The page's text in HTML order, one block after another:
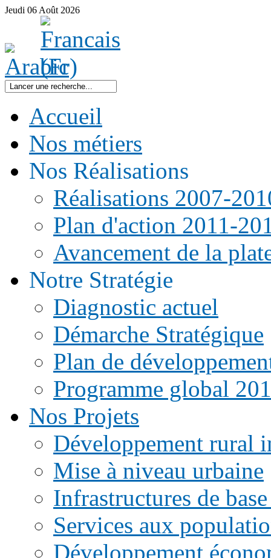
Jeudi 06 Août 2026
Accueil
Nos métiers
Nos Réalisations
Réalisations 2007-
Plan d'action 2011-
Avancement de la
Notre Stratégie
Diagnostic actuel
Démarche Stratégique
Plan de
Programme global
Nos Projets
Développement rural
Mise à niveau urbaine
Infrastructures de
Services aux
Développement